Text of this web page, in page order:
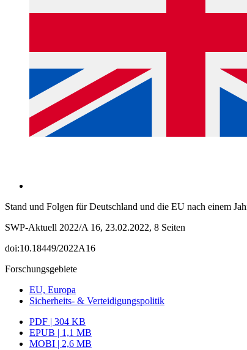
Stand und Folgen für Deutschland und die EU nach einem
SWP-Aktuell 2022/A 16, 23.02.2022, 8 Seiten
doi:10.18449/2022A16
Forschungsgebiete
EU, Europa
Sicherheits- & Verteidigungspolitik
PDF | 304 KB
EPUB | 1,1 MB
MOBI | 2,6 MB